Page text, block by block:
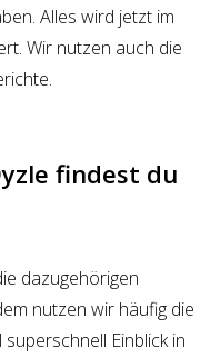
Alles wird jetzt im
Wir nutzen auch die
findest du
dazugehörigen
nutzen wir häufig die
Einblick in